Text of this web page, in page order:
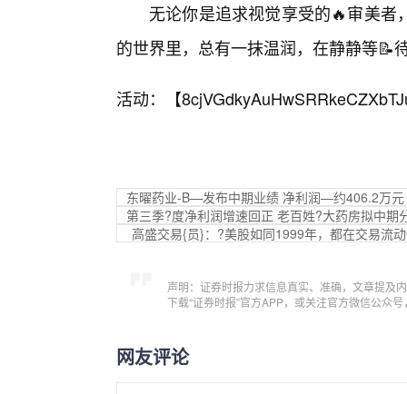
无论你是追求视觉享受的🔥审美
的世界里，总有一抹温润，在静静等📝
活动：【
东曜药业-B—发布中期业绩 净利润—约406.2万元
第三季?度净利润增速回正 老百姓?大药房拟中期
高盛交易{员}：?美股如同1999年，都在交易流
声明：证券时报力求信息真实、准确，文章提及
下载“证券时报”官方APP，或关注官方微信公众
网友评论